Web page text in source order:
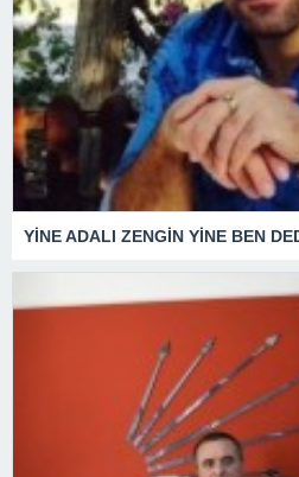
YİNE ADALI ZENGİN YİNE BEN